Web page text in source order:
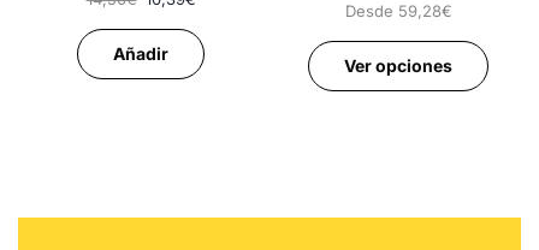
Añadir
Desde 59,28€
Ver opciones